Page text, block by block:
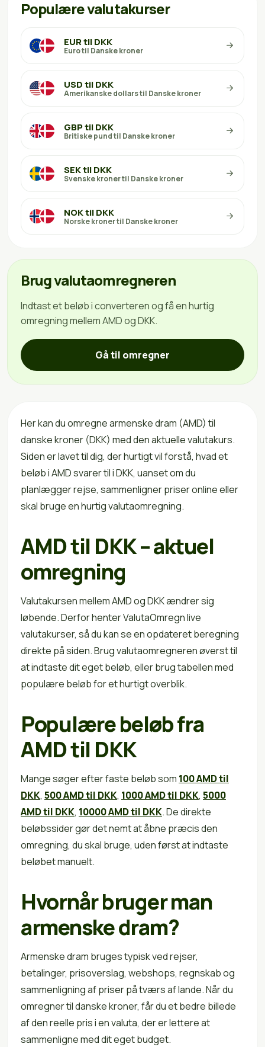
Populære valutakurser
EUR til DKK
Euro til Danske kroner
USD til DKK
Amerikanske dollars til Danske kroner
GBP til DKK
Britiske pund til Danske kroner
SEK til DKK
Svenske kroner til Danske kroner
NOK til DKK
Norske kroner til Danske kroner
Brug valutaomregneren
Indtast et beløb i converteren og få en hurtig
omregning mellem AMD og DKK.
Gå til omregner
Her kan du omregne armenske dram (AMD) til
danske kroner (DKK) med den aktuelle valutakurs.
Siden er lavet til dig, der hurtigt vil forstå, hvad et
beløb i AMD svarer til i DKK, uanset om du
planlægger rejse, sammenligner priser online eller
skal bruge en hurtig valutaomregning.
AMD til DKK – aktuel
omregning
Valutakursen mellem AMD og DKK ændrer sig
løbende. Derfor henter ValutaOmregn live
valutakurser, så du kan se en opdateret beregning
direkte på siden. Brug valutaomregneren øverst til
at indtaste dit eget beløb, eller brug tabellen med
populære beløb for et hurtigt overblik.
Populære beløb fra
AMD til DKK
Mange søger efter faste beløb som 100 AMD til
DKK, 500 AMD til DKK, 1000 AMD til DKK, 5000
AMD til DKK, 10000 AMD til DKK. De direkte
beløbssider gør det nemt at åbne præcis den
omregning, du skal bruge, uden først at indtaste
beløbet manuelt.
Hvornår bruger man
armenske dram?
Armenske dram bruges typisk ved rejser,
betalinger, prisoverslag, webshops, regnskab og
sammenligning af priser på tværs af lande. Når du
omregner til danske kroner, får du et bedre billede
af den reelle pris i en valuta, der er lettere at
sammenligne med dit eget budget.